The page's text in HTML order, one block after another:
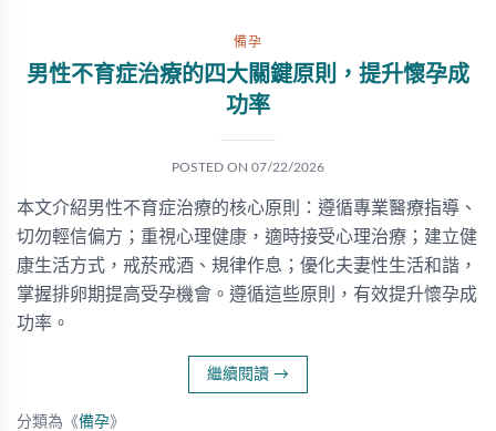
備孕
男性不育症治療的四大關鍵原則，提升懷孕成
功率
POSTED ON 07/22/2026
本文介紹男性不育症治療的核心原則：遵循專業醫療指導、
切勿輕信偏方；重視心理健康，適時接受心理治療；建立健
康生活方式，戒菸戒酒、規律作息；優化夫妻性生活和諧，
掌握排卵期提高受孕機會。遵循這些原則，有效提升懷孕成
功率。
繼續閱讀 →
分類為《備孕》